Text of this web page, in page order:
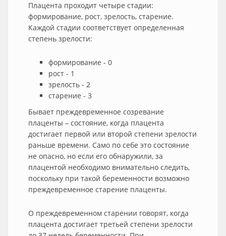
Плацента проходит четыре стадии:
формирование, рост, зрелость, старение.
Каждой стадии соответствует определенная
степень зрелости:
формирование - 0
рост - 1
зрелость - 2
старение - 3
Бывает преждевременное созревание
плаценты – состояние, когда плацента
достигает первой или второй степени зрелости
раньше времени. Само по себе это состояние
не опасно, но если его обнаружили, за
плацентой необходимо внимательно следить,
поскольку при такой беременности возможно
преждевременное старение плаценты.
О преждевременном старении говорят, когда
плацента достигает третьей степени зрелости